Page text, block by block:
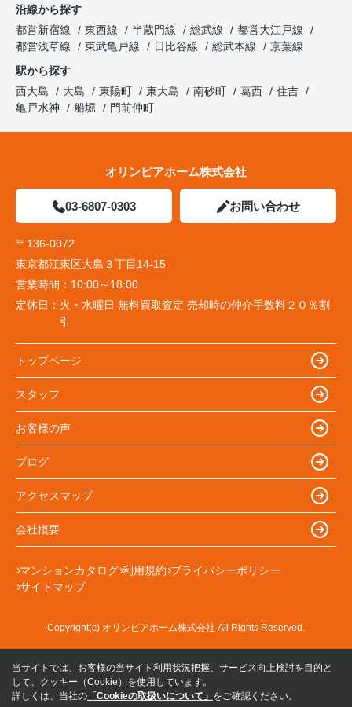
沿線から探す
都営新宿線
東西線 半蔵門線 総武線
都営大江戸線
都営浅草線
東武亀戸線 日比谷線 総武本線
京葉線
駅から探す
西大島
大島 東陽町 東大島 南砂町 葛西
住吉
亀戸水神
船堀 門前仲町
オリンピアホーム株式会社
03-6807-0303 お問い合わせ
〒136-0072
東京都江東区大島３丁目14-15
営業時間： 10:00～18:00
定休日： 火・水曜日 無料買取査定 売却時の仲介手数料２０％割
引
トップページ
スタッフ
お客様の声
ブログ
アクセスマップ
会社概要
マンションカタログ 利用規約 プライバシーポリシー
サイトマップ
Copyright(c) オリンピアホーム株式会社 All Rights Reserved.
当サイトでは、お客様の当サイト利用状況把握、サービス向上検討を目的と
して、クッキー（Cookie）を使用しています。
詳しくは、当社の 「Cookieの取扱いについて」 をご確認ください。